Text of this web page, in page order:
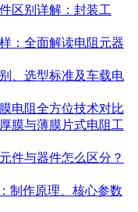
区别详解：封装工
：全面解读电阻元器
、选型标准及车载电
电阻全方位技术对比
膜与薄膜片式电阻工
件与器件怎么区分？
制作原理、核心参数